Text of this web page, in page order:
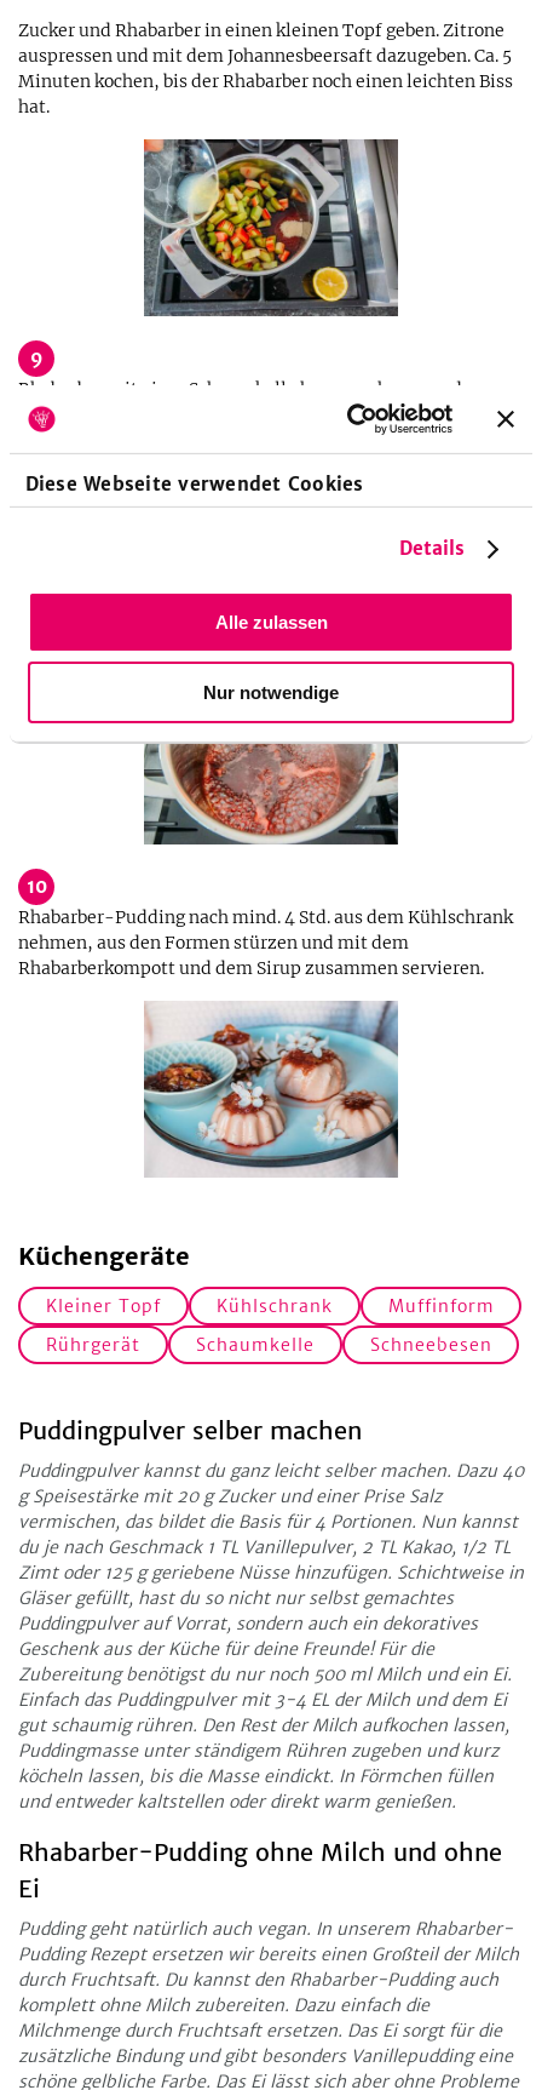
Diese Webseite verwendet Cookies
Details
Alle zulassen
Nur notwendige
Zucker und Rhabarber in einen kleinen Topf geben. Zitrone
auspressen und mit dem Johannesbeersaft dazugeben. Ca. 5
Minuten kochen, bis der Rhabarber noch einen leichten Biss
hat.
9
Rhabarber mit einer Schaumkelle herausnehmen und
beiseite stellen. Die verbleibende Flüssigkeit bei großer
Hitze für ca. 20 Minuten zu einem Sirup einkochen lassen.
10
Rhabarber-Pudding nach mind. 4 Std. aus dem Kühlschrank
nehmen, aus den Formen stürzen und mit dem
Rhabarberkompott und dem Sirup zusammen servieren.
Küchengeräte
Kleiner Topf Kühlschrank
Muffinform
Rührgerät
Schaumkelle Schneebesen
Puddingpulver selber machen
Puddingpulver kannst du ganz leicht selber machen. Dazu 40
g Speisestärke mit 20 g Zucker und einer Prise Salz
vermischen, das bildet die Basis für 4 Portionen. Nun kannst
du je nach Geschmack 1 TL Vanillepulver, 2 TL Kakao, 1/2 TL
Zimt oder 125 g geriebene Nüsse hinzufügen. Schichtweise in
Gläser gefüllt, hast du so nicht nur selbst gemachtes
Puddingpulver auf Vorrat, sondern auch ein dekoratives
Geschenk aus der Küche für deine Freunde! Für die
Zubereitung benötigst du nur noch 500 ml Milch und ein Ei.
Einfach das Puddingpulver mit 3-4 EL der Milch und dem Ei
gut schaumig rühren. Den Rest der Milch aufkochen lassen,
Puddingmasse unter ständigem Rühren zugeben und kurz
köcheln lassen, bis die Masse eindickt. In Förmchen füllen
und entweder kaltstellen oder direkt warm genießen.
Rhabarber-Pudding ohne Milch und ohne
Ei
Pudding geht natürlich auch vegan. In unserem Rhabarber-
Pudding Rezept ersetzen wir bereits einen Großteil der Milch
durch Fruchtsaft. Du kannst den Rhabarber-Pudding auch
komplett ohne Milch zubereiten. Dazu einfach die
Milchmenge durch Fruchtsaft ersetzen. Das Ei sorgt für die
zusätzliche Bindung und gibt besonders Vanillepudding eine
schöne gelbliche Farbe. Das Ei lässt sich aber ohne Probleme